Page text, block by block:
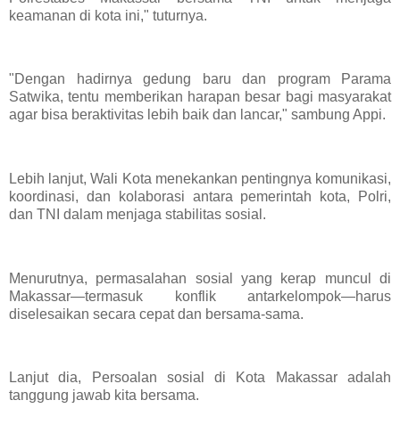
keamanan di kota ini," tuturnya.
"Dengan hadirnya gedung baru dan program Parama
Satwika, tentu memberikan harapan besar bagi masyarakat
agar bisa beraktivitas lebih baik dan lancar," sambung Appi.
Lebih lanjut, Wali Kota menekankan pentingnya komunikasi,
koordinasi, dan kolaborasi antara pemerintah kota, Polri,
dan TNI dalam menjaga stabilitas sosial.
Menurutnya, permasalahan sosial yang kerap muncul di
Makassar—termasuk konflik antarkelompok—harus
diselesaikan secara cepat dan bersama-sama.
Lanjut dia, Persoalan sosial di Kota Makassar adalah
tanggung jawab kita bersama.